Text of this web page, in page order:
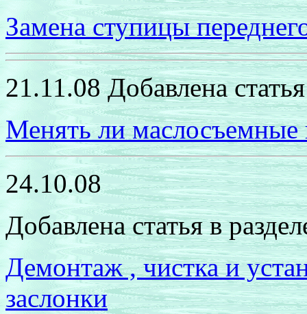
Замена ступицы
21.11.08 Добавлена статья
Менять ли
24.10.08
Добавлена статья в
Демонтаж , чистка и
заслонки